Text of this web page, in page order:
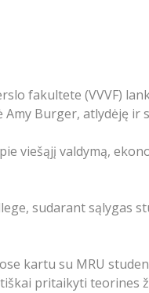
fakultete (VVVF)
Burger, atlydėję ir
viešąjį valdymą,
sudarant sąlygas
kartu su MRU
pritaikyti teorines